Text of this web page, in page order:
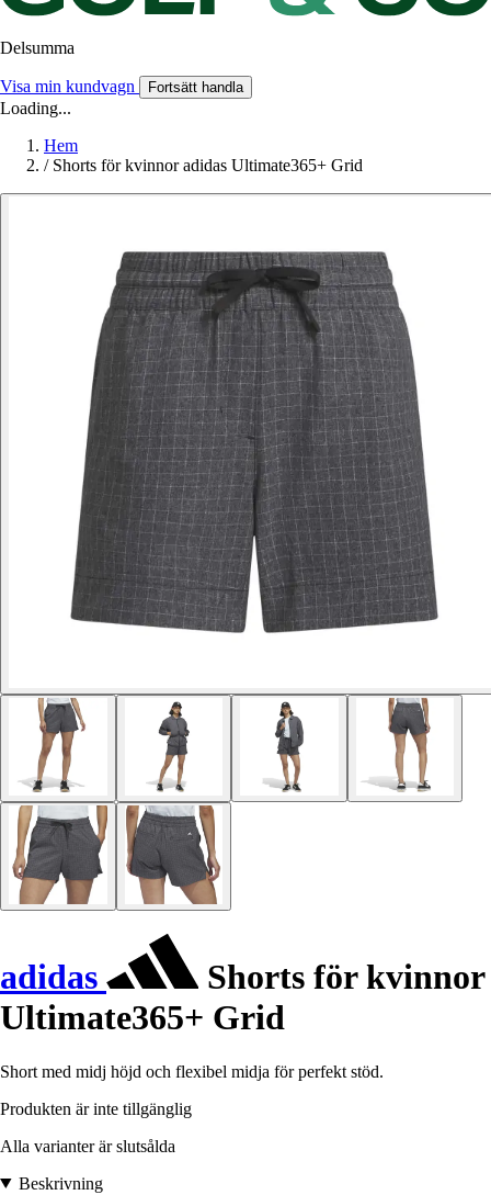
Delsumma
Visa min kundvagn Fortsätt handla
Loading...
Hem
/ Shorts för kvinnor adidas Ultimate365+ Grid
adidas
Shorts för kvinnor
Ultimate365+ Grid
Short med midj höjd och flexibel midja för perfekt stöd.
Produkten är inte tillgänglig
Alla varianter är slutsålda
Beskrivning